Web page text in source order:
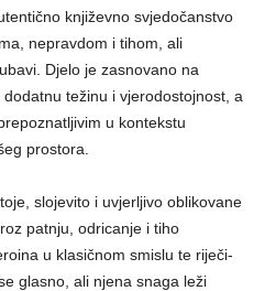
književno svjedočanstvo
nepravdom i tihom, ali
Djelo je zasnovano na
težinu i vjerodostojnost, a
u kontekstu
prostora.
slojevito i uvjerljivo oblikovane
patnju, odricanje i tiho
u klasičnom smislu te riječi-
glasno, ali njena snaga leži